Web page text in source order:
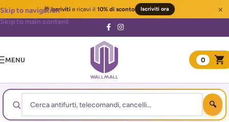
🎁Iscrivitie ricevi il 10% di sconto Iscriviti ora ×
Skip to navigation
Skip to main content
MENU 0